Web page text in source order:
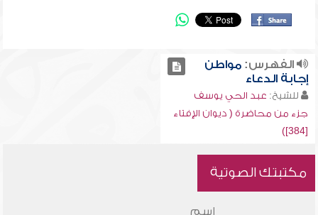
الفهرس:مواطن
إجابة الدعاء
للشيخ: عبد الحي يوسف
جزء من محاضرة ( ديوان الإفتاء
[384])
مكتبتك الصوتية
اسم